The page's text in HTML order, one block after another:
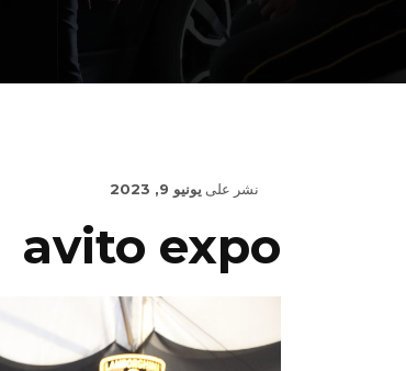
نشر على يونيو 9, 2023
avito expo